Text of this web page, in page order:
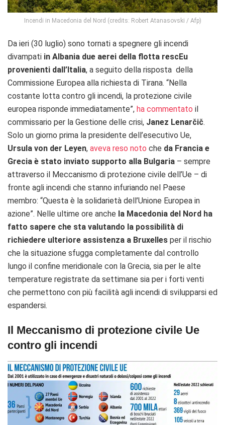
Incendi in Macedonia del Nord (credits: Robert Atanasovski / Afp)
Da ieri (30 luglio) sono tornati a spegnere gli incendi
divampati in Albania due aerei della flotta rescEu
provenienti dall’Italia, a seguito della risposta della
Commissione Europea alla richiesta di Tirana. “Nella
costante lotta contro gli incendi, la protezione civile
europea risponde immediatamente”, ha commentato il
commissario per la Gestione delle crisi, Janez Lenarčič.
Solo un giorno prima la presidente dell’esecutivo Ue,
Ursula von der Leyen, aveva reso noto che da Francia e
Grecia è stato inviato supporto alla Bulgaria – sempre
attraverso il Meccanismo di protezione civile dell’Ue – di
fronte agli incendi che stanno infuriando nel Paese
membro: “Questa è la solidarietà dell’Unione Europea in
azione”. Nelle ultime ore anche la Macedonia del Nord ha
fatto sapere che sta valutando la possibilità di
richiedere ulteriore assistenza a Bruxelles per il rischio
che la situazione sfugga completamente dal controllo
lungo il confine meridionale con la Grecia, sia per le alte
temperature registrate da settimane sia per i forti venti
che permettono con più facilità agli incendi di svilupparsi ed
espandersi.
Il Meccanismo di protezione civile Ue
contro gli incendi